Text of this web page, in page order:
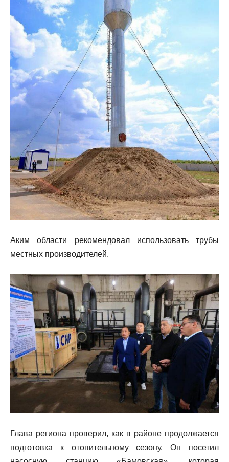
Аким области рекомендовал использовать трубы
местных производителей.
Глава региона проверил, как в районе продолжается
подготовка к отопительному сезону. Он посетил